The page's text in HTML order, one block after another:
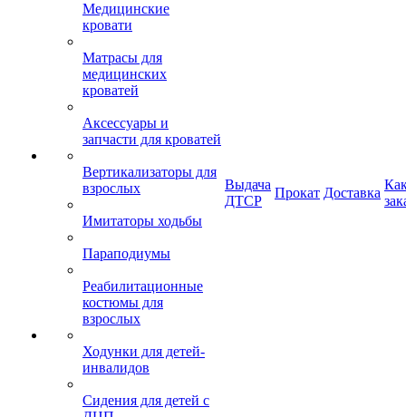
Медицинские
кровати
Матрасы для
медицинских
кроватей
Аксессуары и
запчасти для кроватей
Вертикализаторы для
взрослых
Имитаторы ходьбы
Параподиумы
Реабилитационные
костюмы для
взрослых
Ходунки для детей-
инвалидов
Сидения для детей с
Выдача
ДТСР
Прокат Доставка